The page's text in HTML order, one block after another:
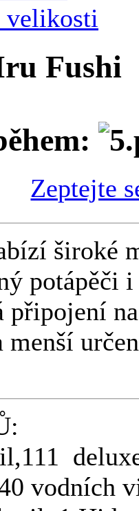
velikosti
Fushi
Zeptejte
široké
potápěči
připojení
menší
vodních